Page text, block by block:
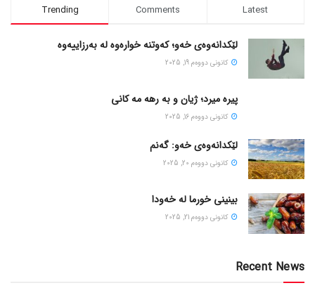
Trending Comments Latest
لێکدانەوەی خەو؛ کەوتنە خوارەوە لە بەرزاییەوە
كانونی دووه‌م 19, 2025
پیره میرد؛ ژیان و به رهه مه کانی
كانونی دووه‌م 16, 2025
لێکدانەوەی خەو: گەنم
كانونی دووه‌م 20, 2025
بینینی خورما لە خەودا
كانونی دووه‌م 21, 2025
Recent News